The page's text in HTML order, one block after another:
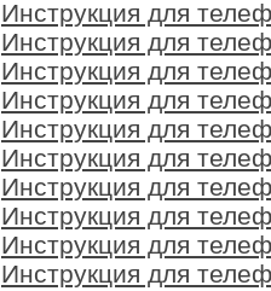
Инструкция для
Инструкция для
Инструкция для
Инструкция для
Инструкция для
Инструкция для
Инструкция для
Инструкция для
Инструкция для
Инструкция для